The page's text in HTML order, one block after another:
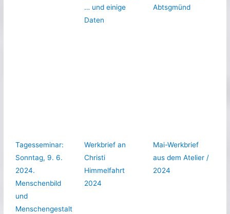
… und einige
Daten
Abtsgmünd
Tagesseminar:
Sonntag, 9. 6.
2024.
Menschenbild
und
Menschengestalt
Werkbrief an
Christi
Himmelfahrt
2024
Mai-Werkbrief
aus dem Atelier /
2024